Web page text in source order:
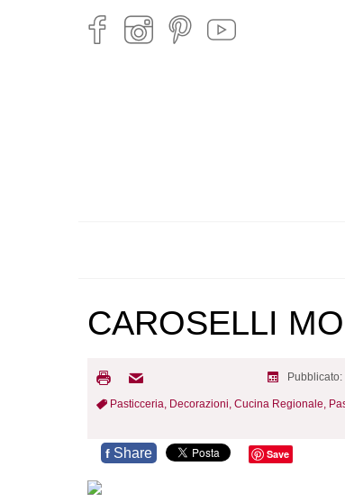
CAROSELLI
Pasticceria, Decorazioni, Cucina Regionale,
f Share Save